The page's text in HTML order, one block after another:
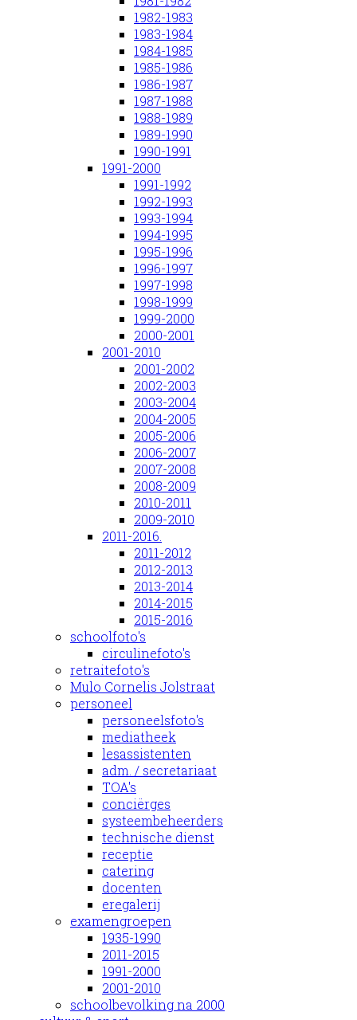
1982-1983
1983-1984
1984-1985
1985-1986
1986-1987
1987-1988
1988-1989
1989-1990
1990-1991
1991-2000
1991-1992
1992-1993
1993-1994
1994-1995
1995-1996
1996-1997
1997-1998
1998-1999
1999-2000
2000-2001
2001-2010
2001-2002
2002-2003
2003-2004
2004-2005
2005-2006
2006-2007
2007-2008
2008-2009
2010-2011
2009-2010
2011-2016.
2011-2012
2012-2013
2013-2014
2014-2015
2015-2016
schoolfoto's
circulinefoto's
retraitefoto's
Mulo Cornelis Jolstraat
personeel
personeelsfoto's
mediatheek
lesassistenten
adm. / secretariaat
TOA's
conciërges
systeembeheerders
technische dienst
receptie
catering
docenten
eregalerij
examengroepen
1935-1990
2011-2015
1991-2000
2001-2010
schoolbevolking na 2000